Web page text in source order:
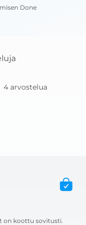
Done
4 arvostelua
on koottu sovitusti.